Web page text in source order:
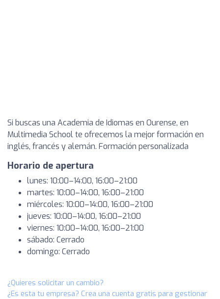
Si buscas una Academia de Idiomas en Ourense, en
Multimedia School te ofrecemos la mejor formación en
inglés, francés y alemán. Formación personalizada
Horario de apertura
lunes: 10:00–14:00, 16:00–21:00
martes: 10:00–14:00, 16:00–21:00
miércoles: 10:00–14:00, 16:00–21:00
jueves: 10:00–14:00, 16:00–21:00
viernes: 10:00–14:00, 16:00–21:00
sábado: Cerrado
domingo: Cerrado
¿Quieres solicitar un cambio?
¿Es esta tu empresa? Crea una cuenta gratis para gestionar